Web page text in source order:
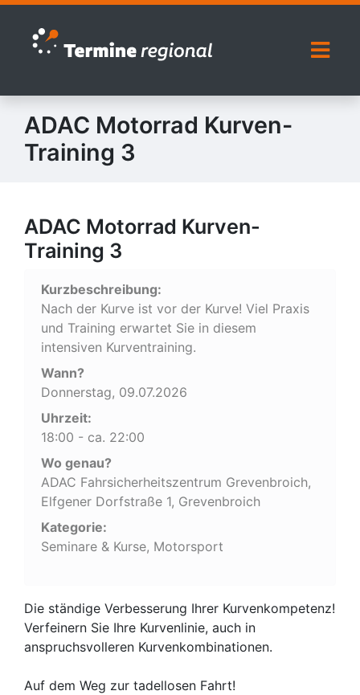
Zur Navigation springen
Zum Inhalt springen
ADAC Motorrad Kurven-
Training 3
ADAC Motorrad Kurven-
Training 3
Kurzbeschreibung:
Nach der Kurve ist vor der Kurve! Viel Praxis
und Training erwartet Sie in diesem
intensiven Kurventraining.
Wann?
Donnerstag, 09.07.2026
Uhrzeit:
18:00 - ca. 22:00
Wo genau?
ADAC Fahrsicherheitszentrum Grevenbroich,
Elfgener Dorfstraße 1, Grevenbroich
Kategorie:
Seminare & Kurse, Motorsport
Die ständige Verbesserung Ihrer Kurvenkompetenz!
Verfeinern Sie Ihre Kurvenlinie, auch in
anspruchsvolleren Kurvenkombinationen.
Auf dem Weg zur tadellosen Fahrt!